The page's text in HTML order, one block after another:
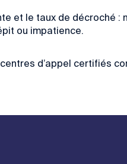
et le taux de décroché
ou impatience.
d’appel certifiés